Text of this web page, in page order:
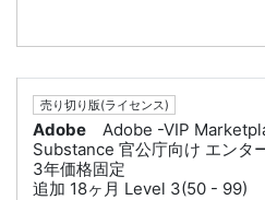
売り切り版(ライセンス)
Adobe
Adobe -VIP
Substance 官公庁向け エンタ
3年価格固定
追加 18ヶ月 Level 3(50 - 99)